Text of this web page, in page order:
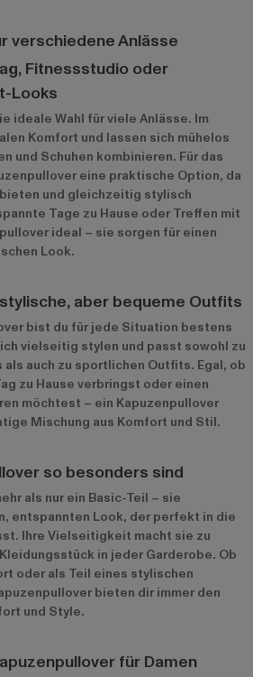
verschiedene Anlässe
Fitnessstudio oder
Looks
ideale Wahl für viele Anlässe. Im
Komfort und lassen sich mühelos
und Schuhen kombinieren. Für das
eine praktische Option, da
und gleichzeitig stylisch
Tage zu Hause oder Treffen mit
ideal – sie sorgen für einen
Look.
aber bequeme Outfits
bist du für jede Situation bestens
vielseitig stylen und passt sowohl zu
auch zu sportlichen Outfits. Egal, ob
zu Hause verbringst oder einen
möchtest – ein Kapuzenpullover
Mischung aus Komfort und Stil.
so besonders sind
als nur ein Basic-Teil – sie
entspannten Look, der perfekt in die
Ihre Vielseitigkeit macht sie zu
in jeder Garderobe. Ob
oder als Teil eines stylischen
bieten dir immer den
und Style.
für Damen